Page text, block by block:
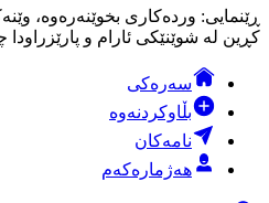
ڕێنمایی: وردەکاری بخوێنەرەوە،
کڕین لە شوێنێکی ئارام و پارێزراودا
سەرەکی
بڵاوکردنەوە
نامەکان
هەژمارەکەم